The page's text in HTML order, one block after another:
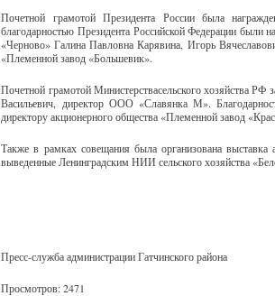
Почетной грамотой Президента России была
благодарностью Президента Российской Федерации были
«Черново» Галина Павловна Карявина, Игорь
«Племенной завод «Большевик».
Почетной грамотой Министерствасельского хозяйства
Васильевич, директор ООО «Славянка М».
директору акционерного общества «Племенной завод
Также в рамках совещания была организована
выведенные Ленинградским НИИ сельского хозяйства
Пресс-служба администрации Гатчинского района
Просмотров: 2471